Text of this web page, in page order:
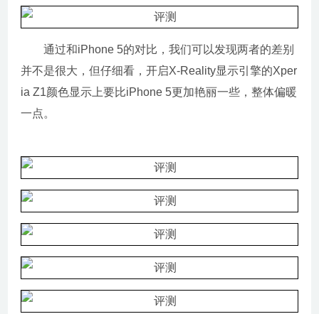
通过和iPhone 5的对比，我们可以发现两者的差别
并不是很大，但仔细看，开启X-Reality显示引擎的Xper
ia Z1颜色显示上要比iPhone 5更加艳丽一些，整体偏暖
一点。